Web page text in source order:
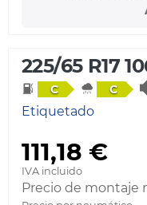
225/65 R17
C C
Etiquetado
111,18 €
IVA incluido
Precio de montaje